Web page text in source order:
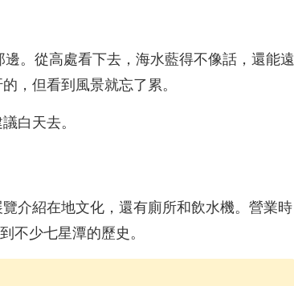
。從高處看下去，海水藍得不像話，還能遠
，但看到風景就忘了累。
白天去。
介紹在地文化，還有廁所和飲水機。營業時
不少七星潭的歷史。